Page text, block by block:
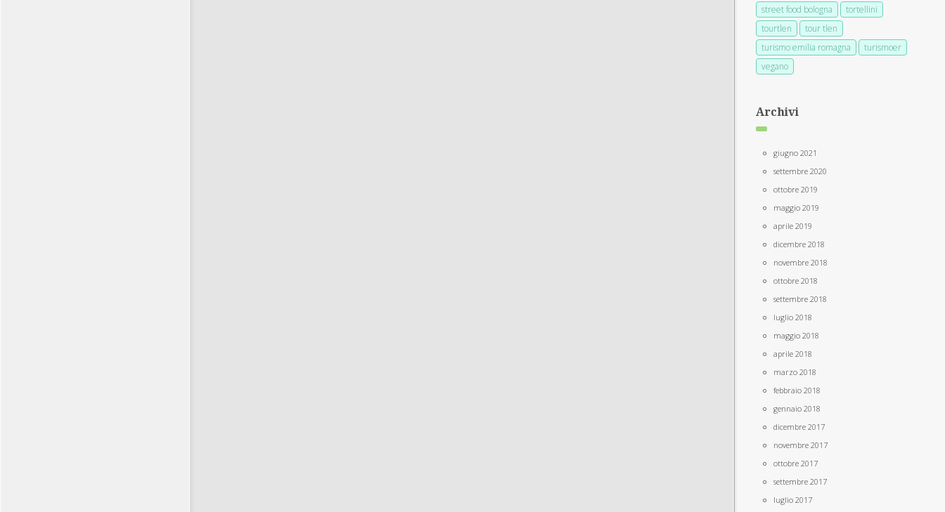
street food bologna
tortellini
tourtlen
tour tlen
turismo emilia romagna
turismoer
vegano
Archivi
giugno 2021
settembre 2020
ottobre 2019
maggio 2019
aprile 2019
dicembre 2018
novembre 2018
ottobre 2018
settembre 2018
luglio 2018
maggio 2018
aprile 2018
marzo 2018
febbraio 2018
gennaio 2018
dicembre 2017
novembre 2017
ottobre 2017
settembre 2017
luglio 2017